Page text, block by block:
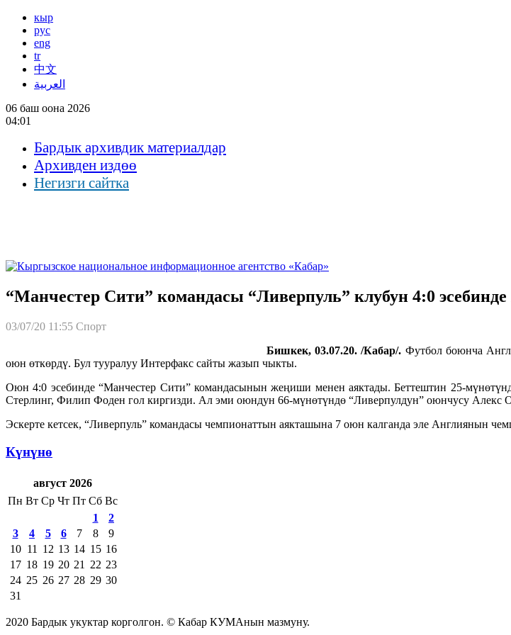
кыр
рус
eng
tr
中文
العربية
06 баш оона 2026
04:01
Бардык архивдик материалдар
Архивден издөө
Негизги сайтка
“Манчестер Сити” командасы “Ливерпуль” клубун 4:0
03/07/20 11:55 Спорт
Бишкек, 03.07.20. /Кабар/. Футбол боюнча
оюн өткөрдү. Бул тууралуу Интерфакс сайты жазып чыкты.
Оюн 4:0 эсебинде “Манчестер Сити” командасынын жеңиши менен аяктады. Беттештин 25-
Стерлинг, Филип Фоден гол киргизди. Ал эми оюндун 66-мүнөтүндө “Ливерпулдун” оюнчусу Алекс
Эскерте кетсек, “Ливерпуль” командасы чемпионаттын аякташына 7 оюн калганда эле Англиянын
Күнүнө
август 2026
Пн Вт Ср Чт Пт Сб Вс
1
2
3
4 5 6 7 8
9
10 11 12 13 14 15 16
17 18 19 20 21 22 23
24 25 26 27 28 29 30
31
2020 Бардык укуктар корголгон. © Кабар КУМАнын мазмуну.